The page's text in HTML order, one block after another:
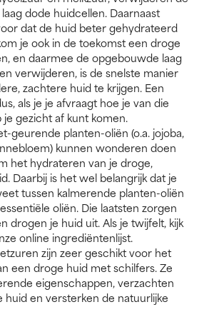
dode huidcellen. Daarnaast
dat de huid beter gehydrateerd
je ook in de toekomst een droge
en daarmee de opgebouwde laag
verwijderen, is de snelste manier
zachtere huid te krijgen. Een
als je je afvraagt hoe je van die
gezicht af kunt komen.
geurende planten-oliën (o.a. jojoba,
kunnen wonderen doen
het hydrateren van je droge,
Daarbij is het wel belangrijk dat je
tussen kalmerende planten-oliën
oliën. Die laatsten zorgen
drogen je huid uit. Als je twijfelt, kijk
online ingrediëntenlijst.
zijn zeer geschikt voor het
een droge huid met schilfers. Ze
eigenschappen, verzachten
huid en versterken de natuurlijke